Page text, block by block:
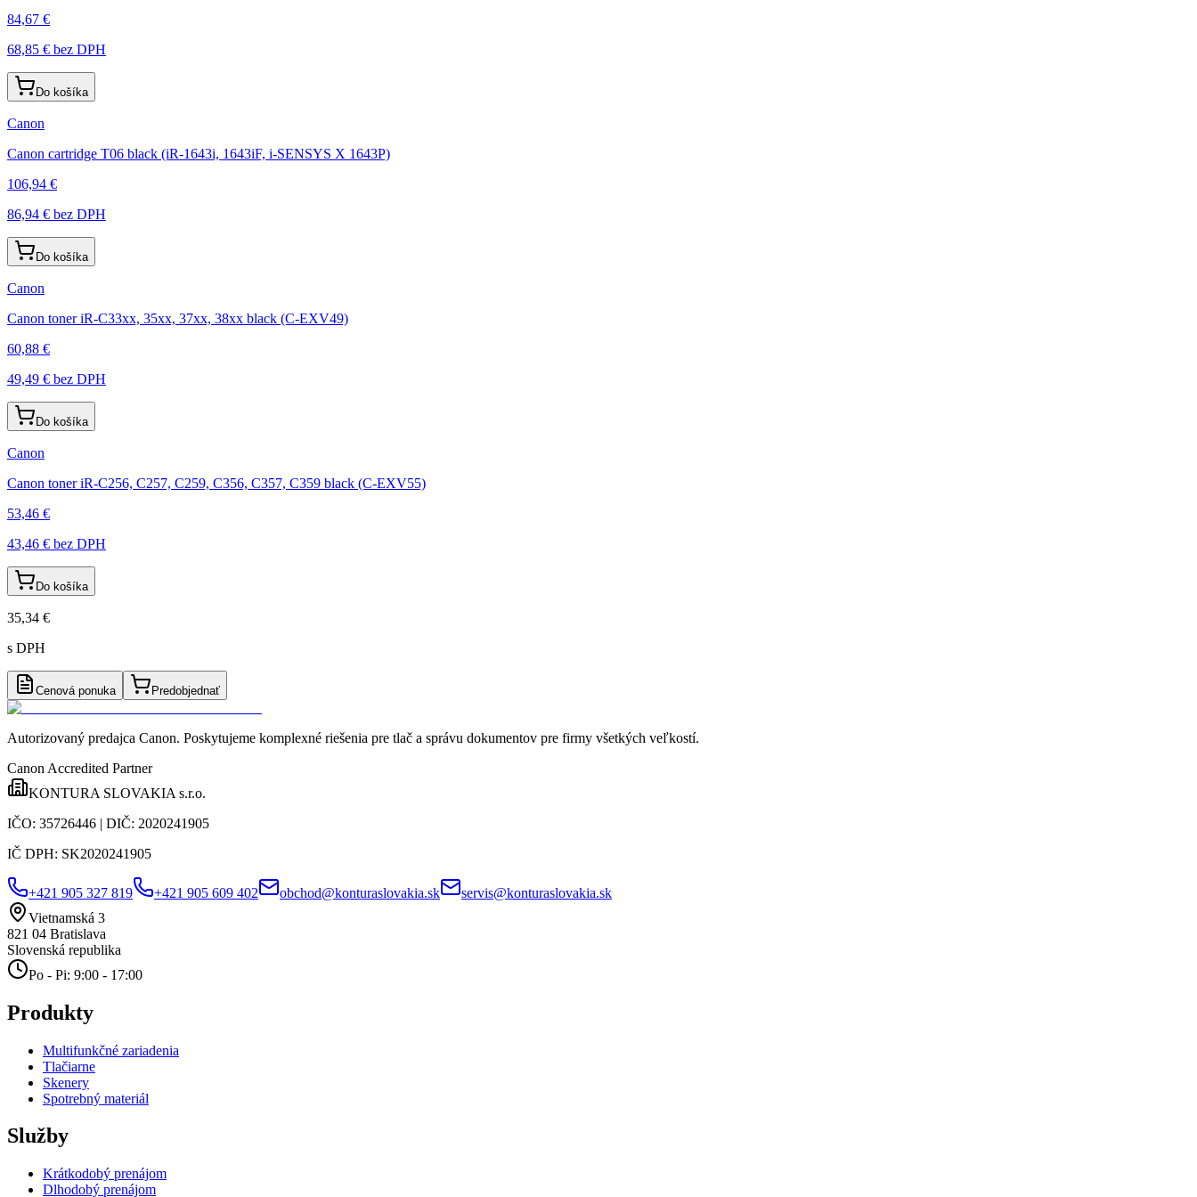
84,67 €
68,85 € bez DPH
Do košíka
Canon
Canon cartridge T06 black (iR-1643i, 1643iF, i-SENSYS X 1643P)
106,94 €
86,94 € bez DPH
Do košíka
Canon
Canon toner iR-C33xx, 35xx, 37xx, 38xx black (C-EXV49)
60,88 €
49,49 € bez DPH
Do košíka
Canon
Canon toner iR-C256, C257, C259, C356, C357, C359 black (C-EXV55)
53,46 €
43,46 € bez DPH
Do košíka
35,34 €
s DPH
Cenová ponuka Predobjednať
Autorizovaný predajca Canon. Poskytujeme komplexné riešenia pre tlač a správu dokumentov pre firmy všetkých veľkostí.
Canon Accredited Partner
KONTURA SLOVAKIA s.r.o.
IČO: 35726446 | DIČ: 2020241905
IČ DPH: SK2020241905
+421 905 327 819 +421 905 609 402 obchod@konturaslovakia.sk
servis@konturaslovakia.sk
Vietnamská 3
821 04 Bratislava
Slovenská republika
Po - Pi: 9:00 - 17:00
Produkty
Multifunkčné zariadenia
Tlačiarne
Skenery
Spotrebný materiál
Služby
Krátkodobý prenájom
Dlhodobý prenájom